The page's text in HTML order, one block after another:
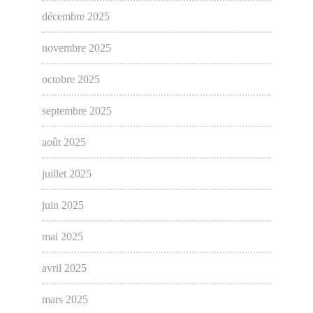
décembre 2025
novembre 2025
octobre 2025
septembre 2025
août 2025
juillet 2025
juin 2025
mai 2025
avril 2025
mars 2025